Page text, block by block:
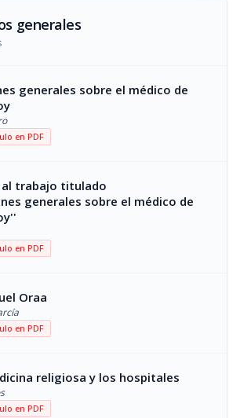
generales
generales sobre el médico de
en PDF
trabajo titulado
generales sobre el médico de
en PDF
Oraa
en PDF
religiosa y los hospitales
en PDF